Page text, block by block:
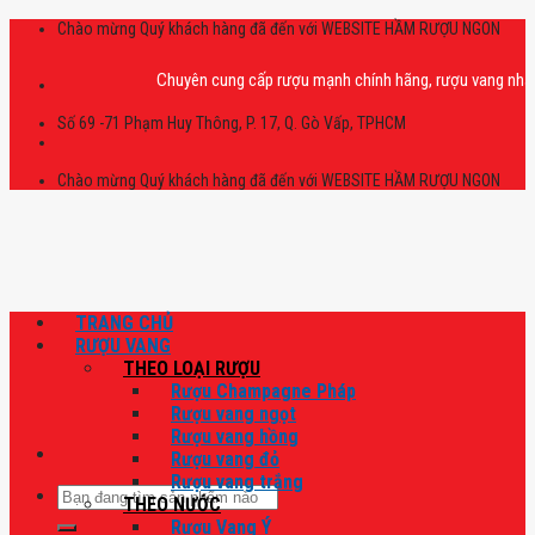
Skip
Chào mừng Quý khách hàng đã đến với WEBSITE HẦM RƯỢU NGON
Chuyên cung cấp rượu mạnh chính hãng, rượu vang nhập
Số 69 -71 Phạm Huy Thông, P. 17, Q. Gò Vấp, TPHCM
Chào mừng Quý khách hàng đã đến với WEBSITE HẦM RƯỢU NGON
Tìm
kiếm:
TRANG CHỦ
RƯỢU VANG
THEO LOẠI RƯỢU
Rượu Champagne Pháp
Rượu vang ngọt
Rượu vang hồng
Rượu vang đỏ
Rượu vang trắng
THEO NƯỚC
Rượu Vang Ý